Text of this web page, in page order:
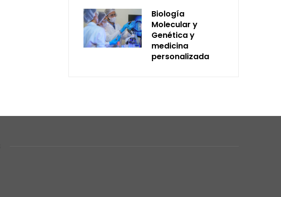
Biología
Molecular y
Genética y
medicina
personalizada